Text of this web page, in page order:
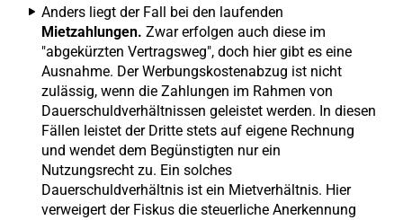
Anders liegt der Fall bei den laufenden
Mietzahlungen. Zwar erfolgen auch diese im
"abgekürzten Vertragsweg", doch hier gibt es eine
Ausnahme. Der Werbungskostenabzug ist nicht
zulässig, wenn die Zahlungen im Rahmen von
Dauerschuldverhältnissen geleistet werden. In diesen
Fällen leistet der Dritte stets auf eigene Rechnung
und wendet dem Begünstigten nur ein
Nutzungsrecht zu. Ein solches
Dauerschuldverhältnis ist ein Mietverhältnis. Hier
verweigert der Fiskus die steuerliche Anerkennung